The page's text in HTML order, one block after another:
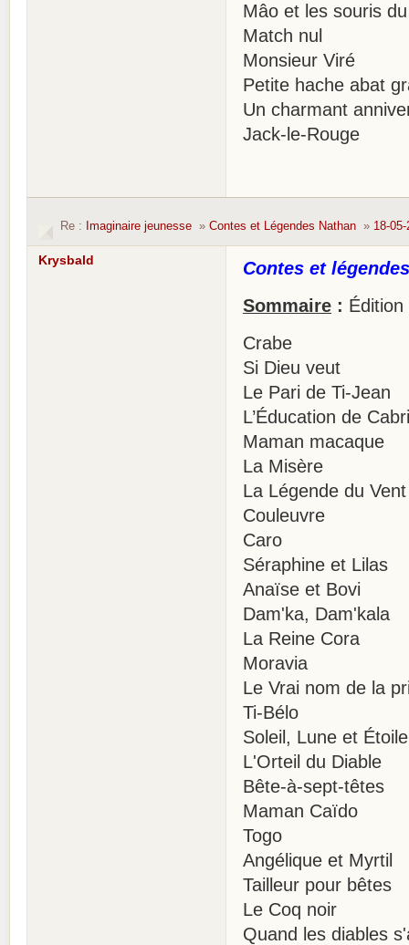
Mâo et les souris
Match nul
Monsieur Viré
Petite hache abat
Un charmant
Jack-le-Rouge
Re : Imaginaire jeunesse » Contes et Légendes Nathan » 18-
Krysbald
Contes et
Sommaire :
Crabe
Si Dieu veut
Le Pari de Ti-Jean
L’Éducation de Cabri
Maman macaque
La Misère
La Légende du Vent
Couleuvre
Caro
Séraphine et Lilas
Anaïse et Bovi
Dam'ka, Dam'kala
La Reine Cora
Moravia
Le Vrai nom de la
Ti-Bélo
Soleil, Lune et Étoile
L'Orteil du Diable
Bête-à-sept-têtes
Maman Caïdo
Togo
Angélique et Myrtil
Tailleur pour bêtes
Le Coq noir
Quand les diables